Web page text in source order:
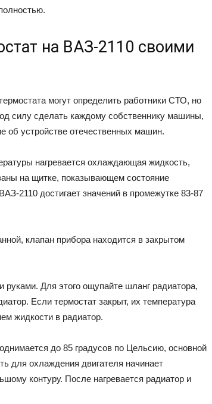
на ВАЗ-2110 своими
могут определить работники СТО, но
силу сделать каждому собственнику машины,
об устройстве отечественных машин.
нагревается охлаждающая жидкость,
на щитке, показывающем состояние
2110 достигает значений в промежутке 83-87
клапан прибора находится в закрытом
Для этого ощупайте шланг радиатора,
Если термостат закрыт, их температура
жидкости в радиатор.
до 85 градусов по Цельсию, основной
для охлаждения двигателя начинает
контуру. После нагревается радиатор и